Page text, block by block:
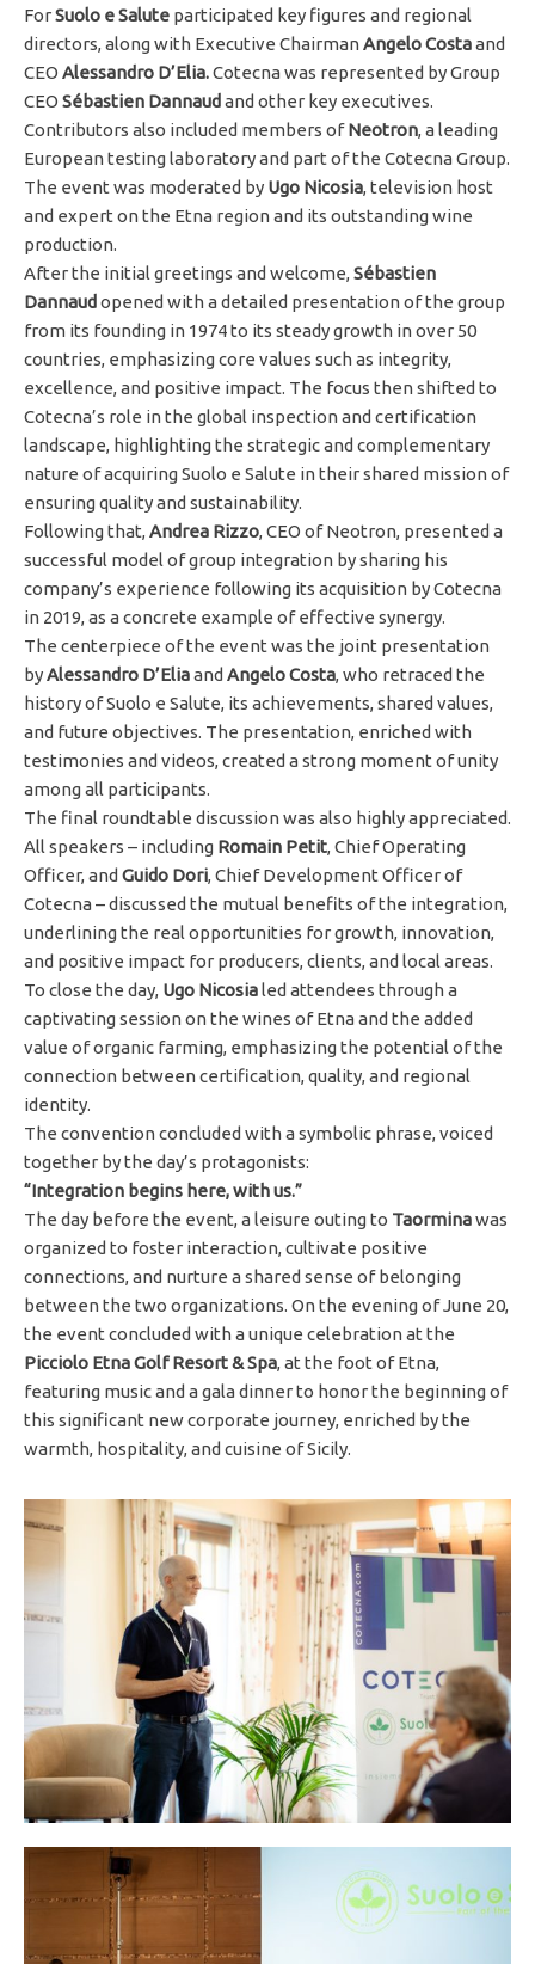
ForSuolo e Salute participated key figures and regional
directors, along with Executive ChairmanAngelo Costaand
CEO Alessandro D’Elia.Cotecna was represented by Group
CEO Sébastien Dannaud and other key executives.
Contributors also included members ofNeotron, a leading
European testing laboratory and part of the Cotecna Group.
The event was moderated by Ugo Nicosia, television host
and expert on the Etna region and its outstanding wine
production.
After the initial greetings and welcome,Sébastien
Dannaud opened with a detailed presentation of the group
from its founding in 1974 to its steady growth in over 50
countries, emphasizing core values such as integrity,
excellence, and positive impact. The focus then shifted to
Cotecna’s role in the global inspection and certification
landscape, highlighting the strategic and complementary
nature of acquiring Suolo e Salute in their shared mission of
ensuring quality and sustainability.
Following that,Andrea Rizzo, CEO of Neotron, presented a
successful model of group integration by sharing his
company’s experience following its acquisition by Cotecna
in 2019, as a concrete example of effective synergy.
The centerpiece of the event was the joint presentation
byAlessandro D’Eliaand Angelo Costa, who retraced the
history of Suolo e Salute, its achievements, shared values,
and future objectives. The presentation, enriched with
testimonies and videos, created a strong moment of unity
among all participants.
The final roundtable discussion was also highly appreciated.
All speakers – including Romain Petit, Chief Operating
Officer, and Guido Dori, Chief Development Officer of
Cotecna – discussed the mutual benefits of the integration,
underlining the real opportunities for growth, innovation,
and positive impact for producers, clients, and local areas.
To close the day, Ugo Nicosialed attendees through a
captivating session on the wines of Etna and the added
value of organic farming, emphasizing the potential of the
connection between certification, quality, and regional
identity.
The convention concluded with a symbolic phrase, voiced
together by the day’s protagonists:
“Integration begins here, with us.”
The day before the event, a leisure outing to Taorminawas
organized to foster interaction, cultivate positive
connections, and nurture a shared sense of belonging
between the two organizations. On the evening of June 20,
the event concluded with a unique celebration at the
Picciolo Etna Golf Resort & Spa, at the foot of Etna,
featuring music and a gala dinner to honor the beginning of
this significant new corporate journey, enriched by the
warmth, hospitality, and cuisine of Sicily.